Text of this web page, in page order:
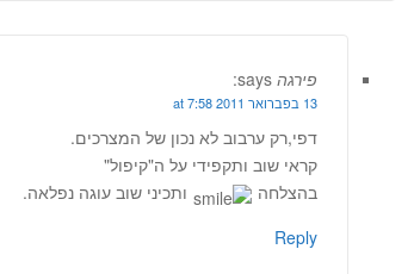
פירגה says:
13 בפברואר 2011 at 7:58
דפי,רק ערבוב לא נכון של המצרכים.
קראי שוב ותקפידי על ה"קיפול"
בהצלחה
ותכיני שוב עוגה נפלאה.
Reply